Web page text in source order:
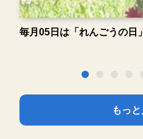
毎月05日は「れんごうの日
もっ